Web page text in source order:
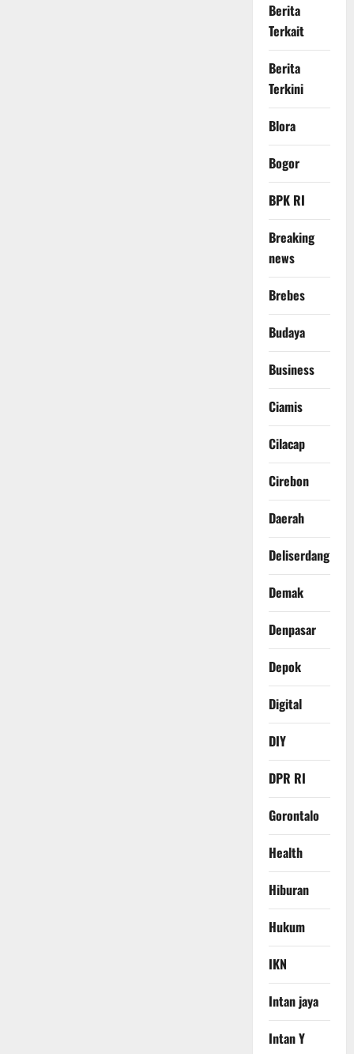
Berita
Terkait
Berita
Terkini
Blora
Bogor
BPK RI
Breaking
news
Brebes
Budaya
Business
Ciamis
Cilacap
Cirebon
Daerah
Deliserdang
Demak
Denpasar
Depok
Digital
DIY
DPR RI
Gorontalo
Health
Hiburan
Hukum
IKN
Intan jaya
Intan Y